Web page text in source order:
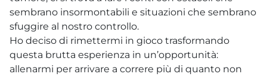
sembrano insormontabili e situazioni che sembrano
sfuggire al nostro controllo.
Ho deciso di rimettermi in gioco trasformando
questa brutta esperienza in un’opportunità:
allenarmi per arrivare a correre più di quanto non